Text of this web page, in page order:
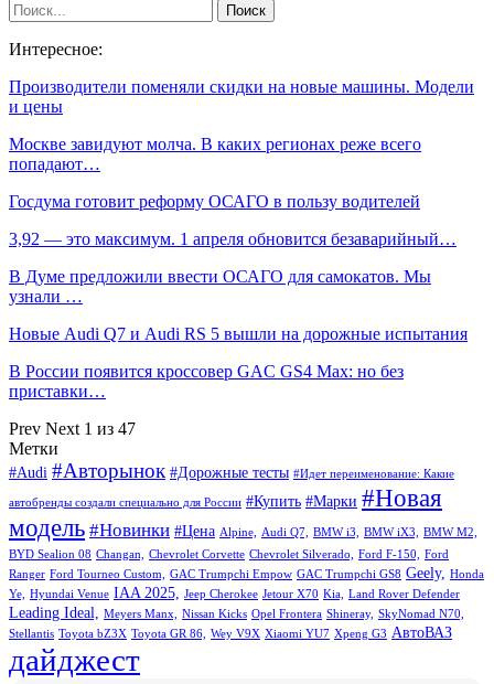
Интересное:
Производители поменяли скидки на новые машины. Модели
и цены
Москве завидуют молча. В каких регионах реже всего
попадают…
Госдума готовит реформу ОСАГО в пользу водителей
3,92 — это максимум. 1 апреля обновится безаварийный…
В Думе предложили ввести ОСАГО для самокатов. Мы
узнали …
Новые Audi Q7 и Audi RS 5 вышли на дорожные испытания
В России появится кроссовер GAC GS4 Max: но без
приставки…
Prev Next 1 из 47
Метки
#Audi #Авторынок #Дорожные тесты #Идет переименование: Какие
автобренды создали специально для России #Купить #Марки #Новая
модель #Новинки #Цена Alpine, Audi Q7, BMW i3, BMW iX3, BMW M2,
BYD Sealion 08 Changan, Chevrolet Corvette Chevrolet Silverado, Ford F-150, Ford
Ranger Ford Tourneo Custom, GAC Trumpchi Empow GAC Trumpchi GS8 Geely, Honda
Ye, Hyundai Venue IAA 2025, Jeep Cherokee Jetour X70 Kia, Land Rover Defender
Leading Ideal, Meyers Manx, Nissan Kicks Opel Frontera Shineray, SkyNomad N70,
Stellantis Toyota bZ3X Toyota GR 86, Wey V9X Xiaomi YU7 Xpeng G3 АвтоВАЗ
дайджест